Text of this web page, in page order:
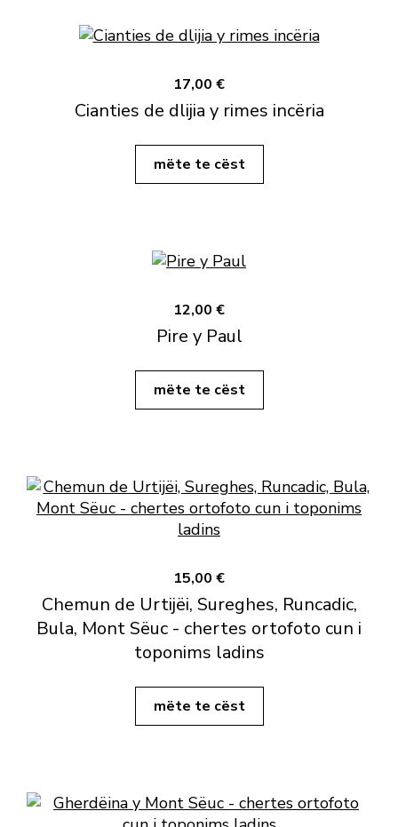
17,00 €
Cianties de dlijia y rimes incëria
mëte te cëst
12,00 €
Pire y Paul
mëte te cëst
15,00 €
Chemun de Urtijëi, Sureghes, Runcadic,
Bula, Mont Sëuc - chertes ortofoto cun i
toponims ladins
mëte te cëst